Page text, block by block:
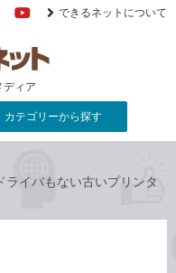
ディア
FacebookYouTube
できるネットについて
カテゴリーから探す
ライバもない古いプリンタ